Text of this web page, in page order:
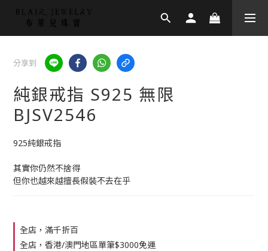
分享到
純銀戒指 S925 無限
BJSV2546
925純銀戒指
其實你仍然不捨得
但你也越來越擅長假裝不去在乎
全店，滿千折百
全店，香港/澳門地區單筆$3000免運